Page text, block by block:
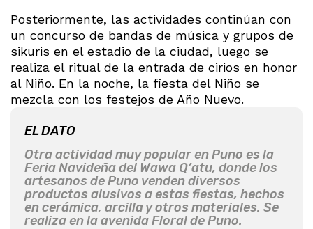
Posteriormente, las actividades continúan con
un concurso de bandas de música y grupos de
sikuris en el estadio de la ciudad, luego se
realiza el ritual de la entrada de cirios en honor
al Niño. En la noche, la fiesta del Niño se
mezcla con los festejos de Año Nuevo.
EL DATO
Otra actividad muy popular en Puno es la
Feria Navideña del Wawa Q’atu, donde los
artesanos de Puno venden diversos
productos alusivos a estas fiestas, hechos
en cerámica, arcilla y otros materiales. Se
realiza en la avenida Floral de Puno.